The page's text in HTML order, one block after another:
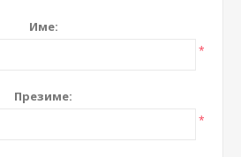
Име:
*
Презиме:
*